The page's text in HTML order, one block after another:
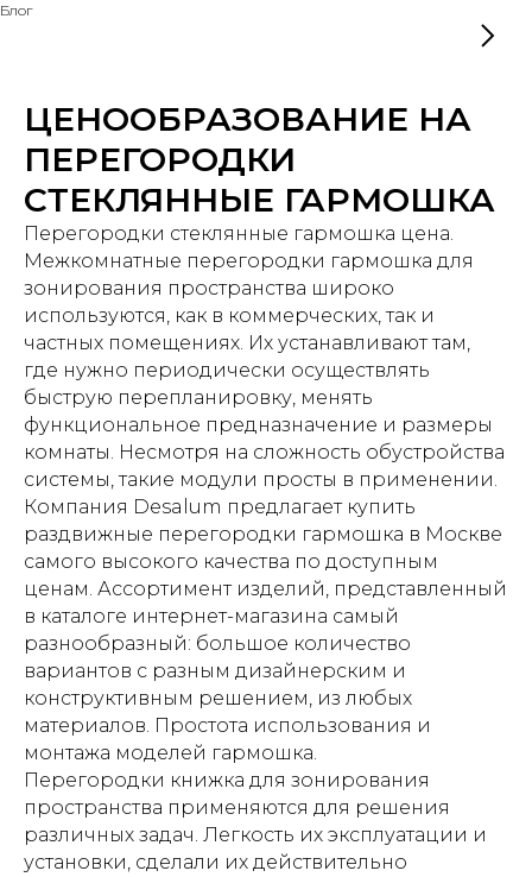
Блог
ЦЕНООБРАЗОВАНИЕ НА
ПЕРЕГОРОДКИ
СТЕКЛЯННЫЕ ГАРМОШКА
Перегородки стеклянные гармошка цена.
Межкомнатные перегородки гармошка для
зонирования пространства широко
используются, как в коммерческих, так и
частных помещениях. Их устанавливают там,
где нужно периодически осуществлять
быструю перепланировку, менять
функциональное предназначение и размеры
комнаты. Несмотря на сложность обустройства
системы, такие модули просты в применении.
Компания Desalum предлагает купить
раздвижные перегородки гармошка в Москве
самого высокого качества по доступным
ценам. Ассортимент изделий, представленный
в каталоге интернет-магазина самый
разнообразный: большое количество
вариантов с разным дизайнерским и
конструктивным решением, из любых
материалов. Простота использования и
монтажа моделей гармошка.
Перегородки книжка для зонирования
пространства применяются для решения
различных задач. Легкость их эксплуатации и
установки, сделали их действительно